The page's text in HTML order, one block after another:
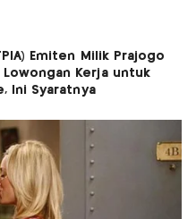
Emiten Milik Prajogo
Lowongan Kerja untuk
Ini Syaratnya